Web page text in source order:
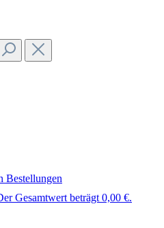
Bestellungen
Gesamtwert beträgt 0,00 €.